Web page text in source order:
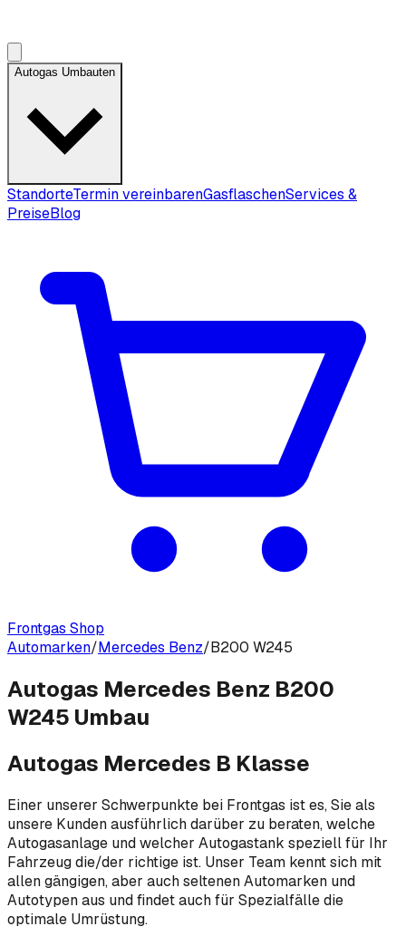
Autogas Umbauten
StandorteTermin vereinbarenGasflaschenServices &
PreiseBlog
Frontgas Shop
Automarken/Mercedes Benz/B200 W245
Autogas Mercedes Benz B200
W245 Umbau
Autogas Mercedes B Klasse
Einer unserer Schwerpunkte bei Frontgas ist es, Sie als
unsere Kunden ausführlich darüber zu beraten, welche
Autogasanlage und welcher Autogastank speziell für Ihr
Fahrzeug die/der richtige ist. Unser Team kennt sich mit
allen gängigen, aber auch seltenen Automarken und
Autotypen aus und findet auch für Spezialfälle die
optimale Umrüstung.